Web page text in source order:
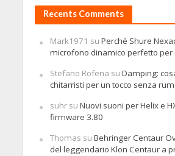
Recents Comments
Mark1971 su Perché Shure
microfono dinamico perfetto per
Stefano Rofena su Damping:
chitarristi per un tocco senza
suhrsu Nuovi suoni per Helix e
firmware 3.80
Thomas su Behringer Centaur
del leggendario Klon Centaur a